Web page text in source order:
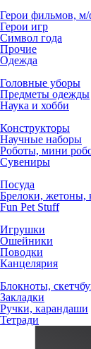
Герои фильмов,
Герои игр
Символ года
Прочие
Одежда
Головные уборы
Предметы одежды
Наука и хобби
Конструкторы
Научные наборы
Роботы, мини
Сувениры
Посуда
Брелоки, жетоны,
Fun Pet Stuff
Игрушки
Ошейники
Поводки
Канцелярия
Блокноты,
Закладки
Ручки, карандаши
Тетради